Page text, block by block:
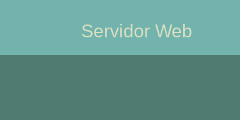
Servidor Web